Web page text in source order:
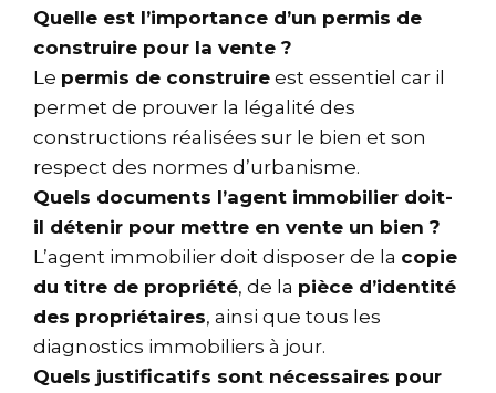
Quelle est l’importance d’un permis de
construire pour la vente ?
Le permis de construire est essentiel car il
permet de prouver la légalité des
constructions réalisées sur le bien et son
respect des normes d’urbanisme.
Quels documents l’agent immobilier doit-
il détenir pour mettre en vente un bien ?
L’agent immobilier doit disposer de la copie
du titre de propriété, de la pièce d’identité
des propriétaires, ainsi que tous les
diagnostics immobiliers à jour.
Quels justificatifs sont nécessaires pour